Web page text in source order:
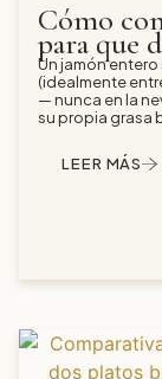
Cómo
para que
Un jamón
(idealmente
— nunca en la
su propia grasa
consúmelo en
frigorífico y se
LEER MÁS